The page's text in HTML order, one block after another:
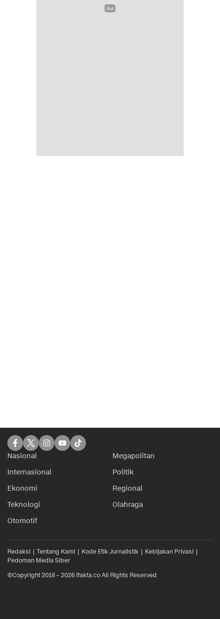
Nasional
Megapolitan
Internasional
Politik
Ekonomi
Regional
Teknologi
Olahraga
Otomotif
Redaksi Tentang Kami Kode Etik Jurnalistik
Kebijakan Privasi
Pedoman Media Siber
©Copyright 2018 – 2026 ifakta.co All Rights Reserved